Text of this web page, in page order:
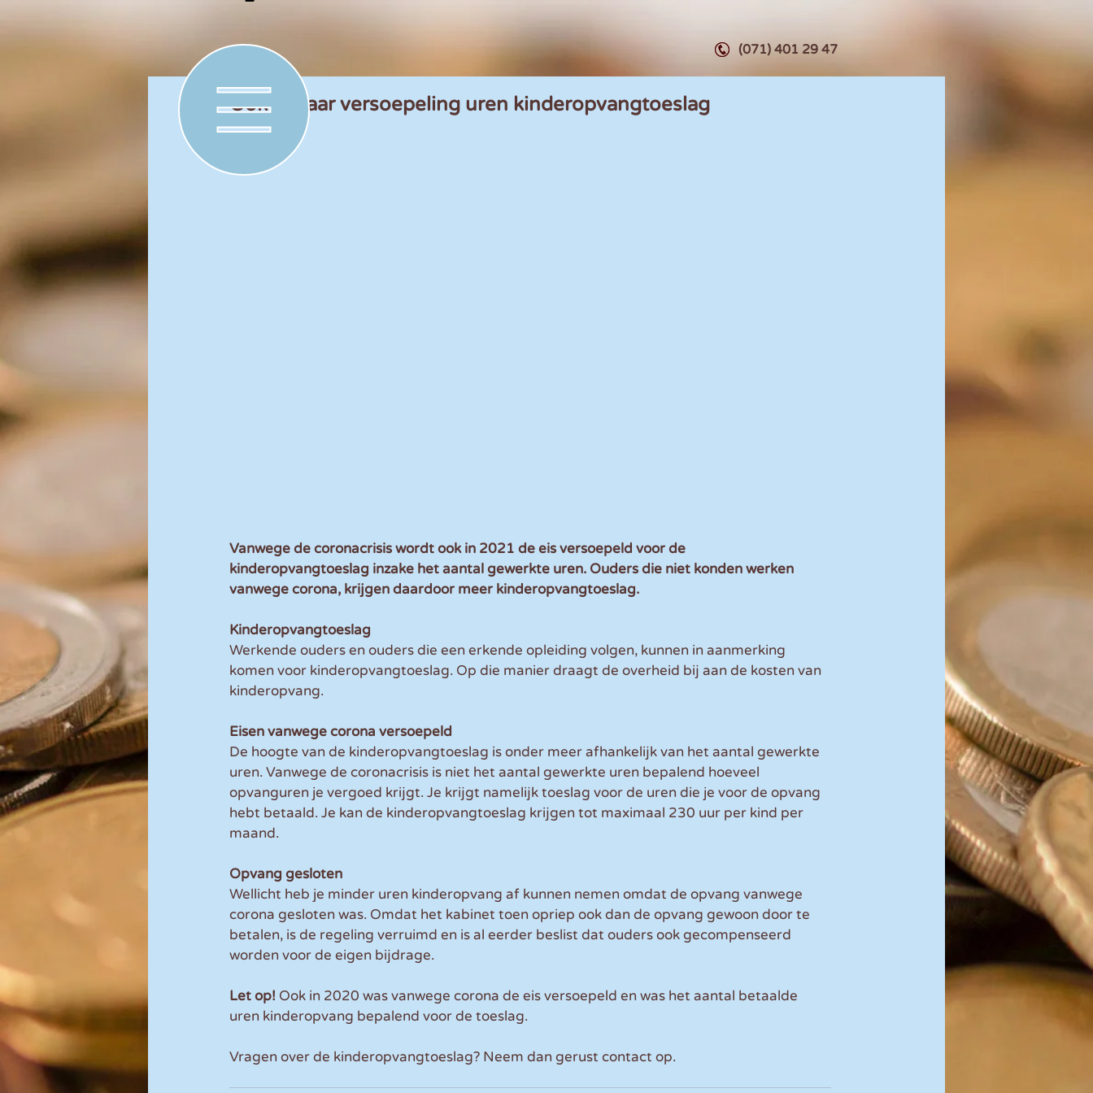
(071) 401 29 47
Ook dit jaar versoepeling uren kinderopvangtoeslag
Vanwege de coronacrisis wordt ook in 2021 de eis versoepeld voor de
kinderopvangtoeslag inzake het aantal gewerkte uren. Ouders die niet konden werken
vanwege corona, krijgen daardoor meer kinderopvangtoeslag.
Kinderopvangtoeslag
Werkende ouders en ouders die een erkende opleiding volgen, kunnen in aanmerking
komen voor kinderopvangtoeslag. Op die manier draagt de overheid bij aan de kosten van
kinderopvang.
Eisen vanwege corona versoepeld
De hoogte van de kinderopvangtoeslag is onder meer afhankelijk van het aantal gewerkte
uren. Vanwege de coronacrisis is niet het aantal gewerkte uren bepalend hoeveel
opvanguren je vergoed krijgt. Je krijgt namelijk toeslag voor de uren die je voor de opvang
hebt betaald. Je kan de kinderopvangtoeslag krijgen tot maximaal 230 uur per kind per
maand.
Opvang gesloten
Wellicht heb je minder uren kinderopvang af kunnen nemen omdat de opvang vanwege
corona gesloten was. Omdat het kabinet toen opriep ook dan de opvang gewoon door te
betalen, is de regeling verruimd en is al eerder beslist dat ouders ook gecompenseerd
worden voor de eigen bijdrage.
Let op! Ook in 2020 was vanwege corona de eis versoepeld en was het aantal betaalde
uren kinderopvang bepalend voor de toeslag.
Vragen over de kinderopvangtoeslag? Neem dan gerust contact op.